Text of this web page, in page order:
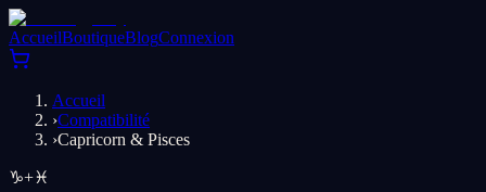
AccueilBoutiqueBlogConnexion
Accueil
›Compatibilité
›Capricorn & Pisces
♑+♓